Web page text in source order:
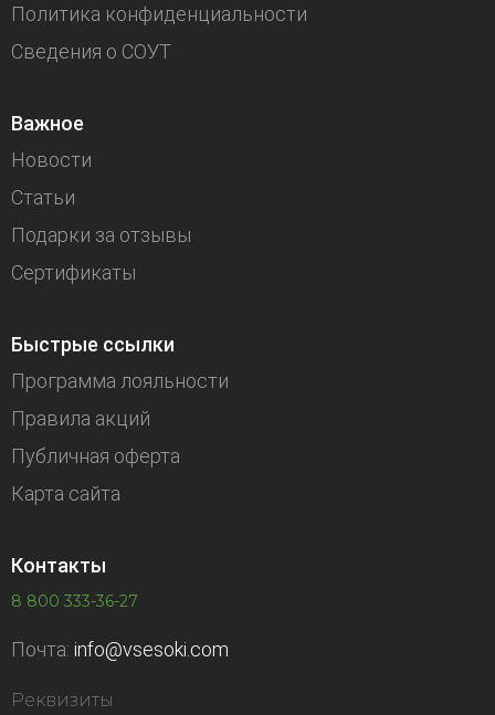
Политика конфиденциальности
Сведения о СОУТ
Важное
Новости
Статьи
Подарки за отзывы
Сертификаты
Быстрые ссылки
Программа лояльности
Правила акций
Публичная оферта
Карта сайта
Контакты
8 800 333-36-27
Почта: info@vsesoki.com
Реквизиты